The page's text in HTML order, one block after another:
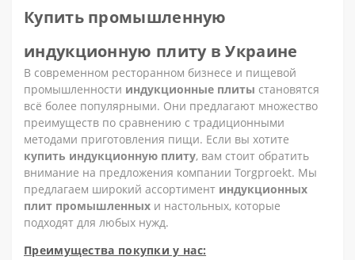
Купить промышленную
индукционную плиту в Украине
В современном ресторанном бизнесе и пищевой
промышленности индукционные плиты становятся
всё более популярными. Они предлагают множество
преимуществ по сравнению с традиционными
методами приготовления пищи. Если вы хотите
купить индукционную плиту, вам стоит обратить
внимание на предложения компании Torgproekt. Мы
предлагаем широкий ассортимент индукционных
плит промышленных и настольных, которые
подходят для любых нужд.
Преимущества покупки у нас: